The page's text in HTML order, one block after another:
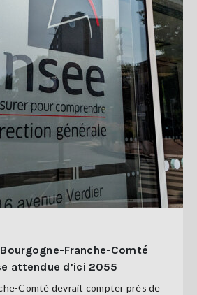
Franche-Comté
attendue d’ici 2055
Comté devrait compter près de